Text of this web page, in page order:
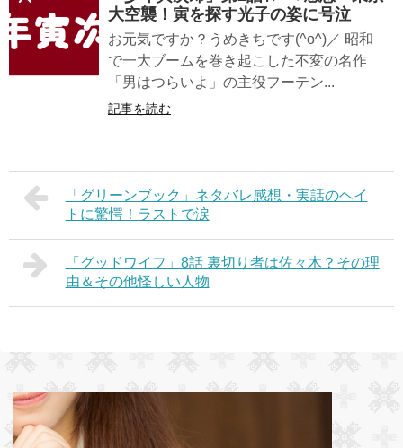
大空襲！寅を探す光子の姿に号泣
お元気ですか？うめきちです(^o^)／ 昭和
で一大ブームを巻き起こした不変の名作
「男はつらいよ」の主役フーテン...
記事を読む
「グリーンブック」ネタバレ感想・実話のヘイ
トに驚愕！ラストで涙
「グッドワイフ」8話 裏切り者は佐々木？その理
由＆その他怪しい人物